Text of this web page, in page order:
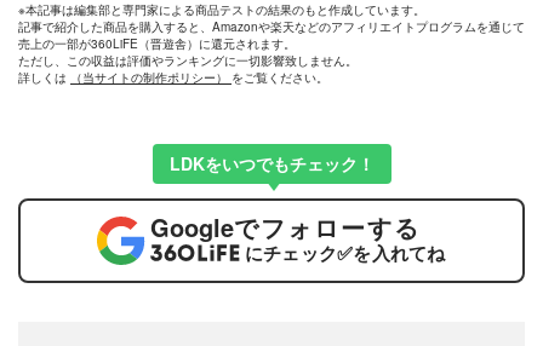
※本記事は編集部と専門家による商品テストの結果のもと作成しています。
記事で紹介した商品を購入すると、Amazonや楽天などのアフィリエイトプログラムを通じて
売上の一部が360LiFE（晋遊舎）に還元されます。
ただし、この収益は評価やランキングに一切影響致しません。
詳しくは
（当サイトの制作ポリシー） をご覧ください。
LDKをいつでもチェック！
Googleでフォローする
にチェック✅を入れてね